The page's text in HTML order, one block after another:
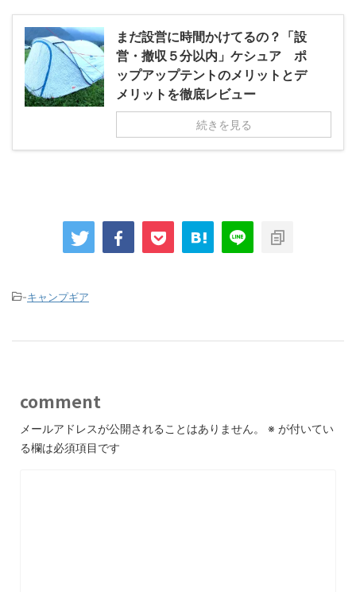
まだ設営に時間かけてるの？「設
営・撤収５分以内」ケシュア ポ
ップアップテントのメリットとデ
メリットを徹底レビュー
続きを見る
-キャンプギア
comment
メールアドレスが公開されることはありません。 ※ が付いてい
る欄は必須項目です